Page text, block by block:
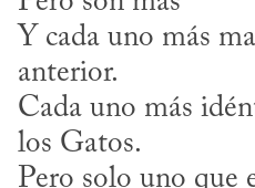
Y cada uno más
anterior.
Cada uno más
los Gatos.
Pero solo uno que